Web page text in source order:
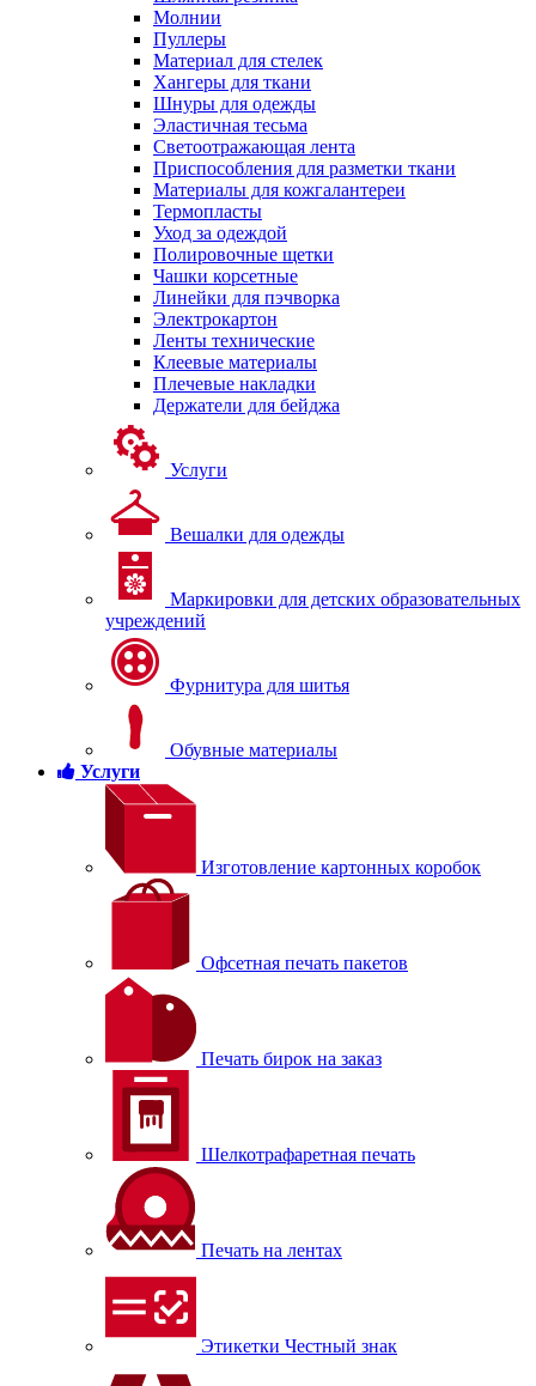
Молнии
Пуллеры
Материал для стелек
Хангеры для ткани
Шнуры для одежды
Эластичная тесьма
Светоотражающая лента
Приспособления для разметки ткани
Материалы для кожгалантереи
Термопласты
Уход за одеждой
Полировочные щетки
Чашки корсетные
Линейки для пэчворка
Электрокартон
Ленты технические
Клеевые материалы
Плечевые накладки
Держатели для бейджа
Услуги
Вешалки для одежды
Маркировки для детских образовательных
учреждений
Фурнитура для шитья
Обувные материалы
Услуги
Изготовление картонных коробок
Офсетная печать пакетов
Печать бирок на заказ
Шелкотрафаретная печать
Печать на лентах
Этикетки Честный знак